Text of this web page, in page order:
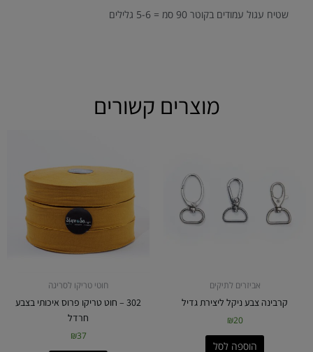
שטיח עגול עמודים בקוטר 90 סמ = 5-6 גלילים
מוצרים קשורים
אביזרים לתיקים
קרבינה צבע ניקל ליצירת גדיל
₪20
הוספה לסל
חוטי טריקו לסריגה
302 – חוט טריקו פרוס איכותי בצבע
חרדל
₪37